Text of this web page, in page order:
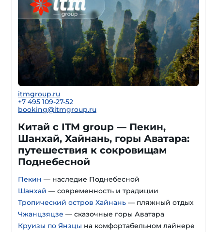
itmgroup.ru
+7 495 109-27-52
booking@itmgroup.ru
Китай с ITM group — Пекин,
Шанхай, Хайнань, горы Аватара:
путешествия к сокровищам
Поднебесной
Пекин — наследие Поднебесной
Шанхай — современность и традиции
Тропический остров Хайнань — пляжный отдых
Чжанцзяцзе — сказочные горы Аватара
Круизы по Янзцы на комфортабельном лайнере